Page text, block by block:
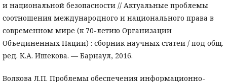
и национальной безопасности // Актуальные проблемы
соотношения международного и национального права в
современном мире (к 70-летию Организации
Объединенных Наций) : сборник научных статей / под общ.
ред. К.А. Ишекова. — Барнаул, 2016.
Волкова Л.П. Проблемы обеспечения информационно-